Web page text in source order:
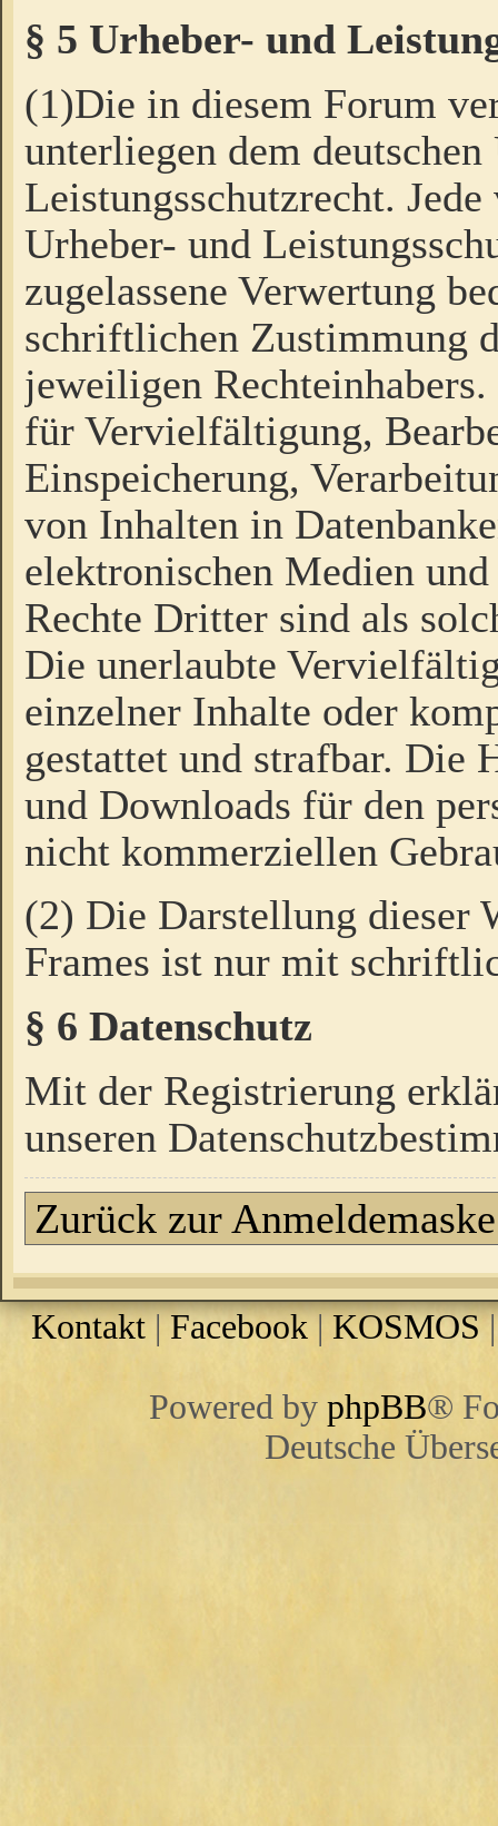
§ 5 Urheber- und
(1)Die in diesem Forum
unterliegen dem
Leistungsschutzrecht.
Urheber- und
zugelassene Verwertung
schriftlichen Zustimmung
jeweiligen
für Vervielfältigung,
Einspeicherung,
von Inhalten in
elektronischen Medien
Rechte Dritter sind als
Die unerlaubte
einzelner Inhalte oder
gestattet und strafbar. Die
und Downloads für den
nicht kommerziellen
(2) Die Darstellung dieser
Frames ist nur mit
§ 6 Datenschutz
Mit der Registrierung
unseren
Zurück zur Anmeldemaske
Kontakt|Facebook|KOSMOS
Powered by phpBB®
Deutsche